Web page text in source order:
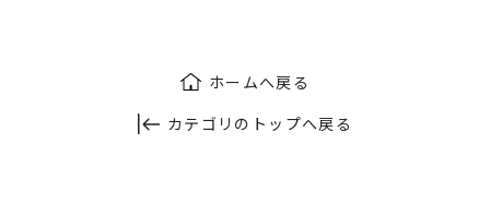
カテゴリのトップへ戻る
ホームへ戻る